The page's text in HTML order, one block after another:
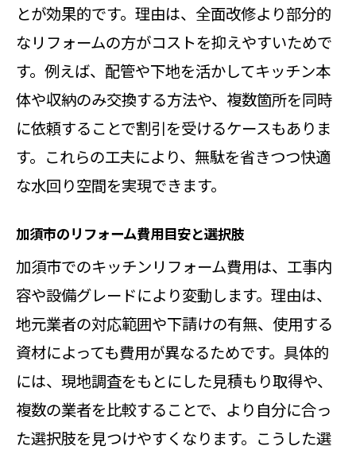
とが効果的です。理由は、全面改修より部分的
なリフォームの方がコストを抑えやすいためで
す。例えば、配管や下地を活かしてキッチン本
体や収納のみ交換する方法や、複数箇所を同時
に依頼することで割引を受けるケースもありま
す。これらの工夫により、無駄を省きつつ快適
な水回り空間を実現できます。
加須市のリフォーム費用目安と選択肢
加須市でのキッチンリフォーム費用は、工事内
容や設備グレードにより変動します。理由は、
地元業者の対応範囲や下請けの有無、使用する
資材によっても費用が異なるためです。具体的
には、現地調査をもとにした見積もり取得や、
複数の業者を比較することで、より自分に合っ
た選択肢を見つけやすくなります。こうした選